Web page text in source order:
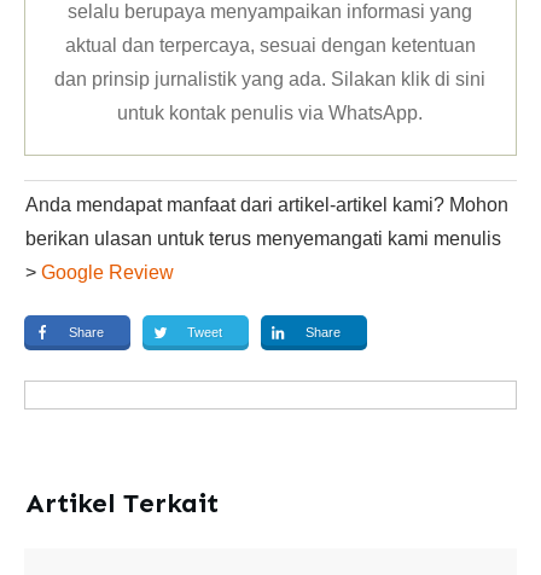
selalu berupaya menyampaikan informasi yang
aktual dan terpercaya, sesuai dengan ketentuan
dan prinsip jurnalistik yang ada. Silakan klikdi sini
untuk kontak penulis via WhatsApp.
Anda mendapat manfaat dari artikel-artikel kami? Mohon
berikan ulasan untuk terus menyemangati kami menulis
> Google Review
Share Tweet Share
Artikel Terkait